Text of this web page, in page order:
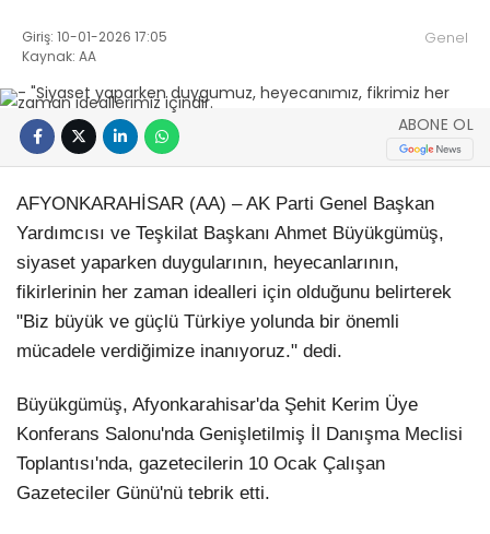
Giriş: 10-01-2026 17:05
Kaynak: AA
Genel
ABONE OL
AFYONKARAHİSAR (AA) – AK Parti Genel Başkan
Yardımcısı ve Teşkilat Başkanı Ahmet Büyükgümüş,
siyaset yaparken duygularının, heyecanlarının,
fikirlerinin her zaman idealleri için olduğunu belirterek
"Biz büyük ve güçlü Türkiye yolunda bir önemli
mücadele verdiğimize inanıyoruz." dedi.
Büyükgümüş, Afyonkarahisar'da Şehit Kerim Üye
Konferans Salonu'nda Genişletilmiş İl Danışma Meclisi
Toplantısı'nda, gazetecilerin 10 Ocak Çalışan
Gazeteciler Günü'nü tebrik etti.